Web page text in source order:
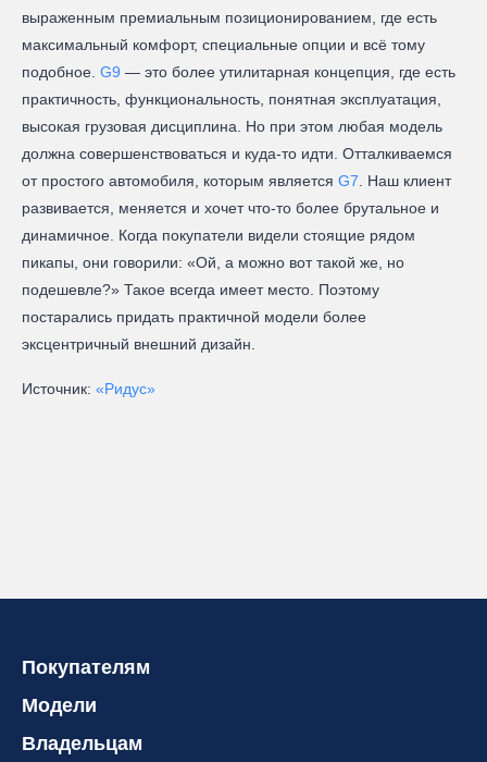
выраженным премиальным позиционированием, где есть
максимальный комфорт, специальные опции и всё тому
подобное. G9 — это более утилитарная концепция, где есть
практичность, функциональность, понятная эксплуатация,
высокая грузовая дисциплина. Но при этом любая модель
должна совершенствоваться и куда-то идти. Отталкиваемся
от простого автомобиля, которым является G7 . Наш клиент
развивается, меняется и хочет что-то более брутальное и
динамичное. Когда покупатели видели стоящие рядом
пикапы, они говорили: «Ой, а можно вот такой же, но
подешевле?» Такое всегда имеет место. Поэтому
постарались придать практичной модели более
эксцентричный внешний дизайн.
Источник: «Ридус»
Покупателям
Модели
Владельцам